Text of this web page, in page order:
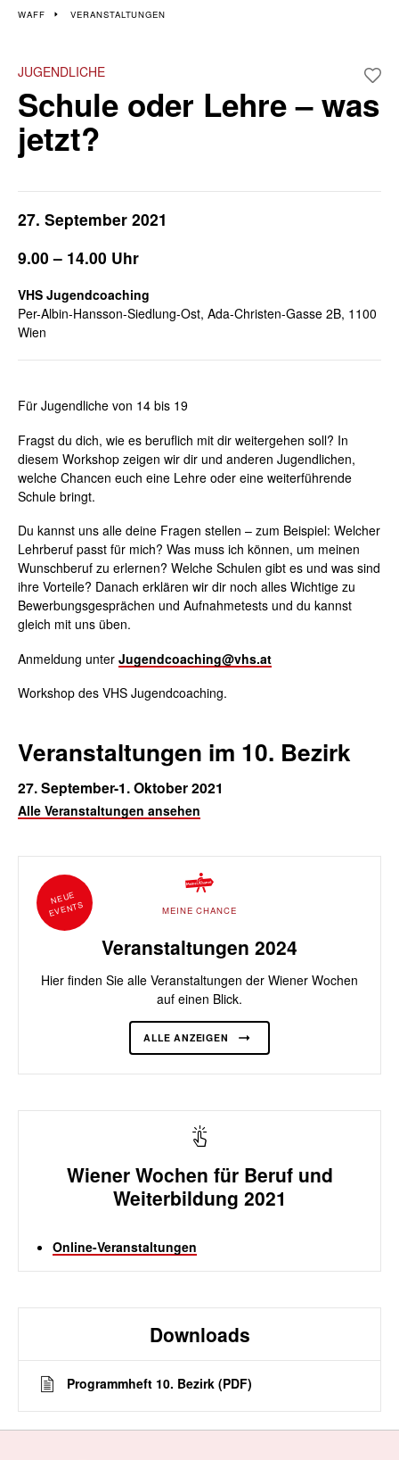
Veranstaltungen im 10.
Wiener Wochen für Beruf und Weiterbildung
WAFF VERANSTALTUNGEN
JUGENDLICHE
Schule oder Lehre – was
jetzt?
27. September 2021
9.00 – 14.00 Uhr
VHS Jugendcoaching
Per-Albin-Hansson-Siedlung-Ost, Ada-Christen-Gasse 2B, 1100
Wien
Für Jugendliche von 14 bis 19
Fragst du dich, wie es beruflich mit dir weitergehen soll? In
diesem Workshop zeigen wir dir und anderen Jugendlichen,
welche Chancen euch eine Lehre oder eine weiterführende
Schule bringt.
Du kannst uns alle deine Fragen stellen – zum Beispiel: Welcher
Lehrberuf passt für mich? Was muss ich können, um meinen
Wunschberuf zu erlernen? Welche Schulen gibt es und was sind
ihre Vorteile? Danach erklären wir dir noch alles Wichtige zu
Bewerbungsgesprächen und Aufnahmetests und du kannst
gleich mit uns üben.
Anmeldung unter Jugendcoaching@vhs.at
Workshop des VHS Jugendcoaching.
Veranstaltungen im 10. Bezirk
27. September-1. Oktober 2021
Alle Veranstaltungen ansehen
MEINE CHANCE
Veranstaltungen 2024
Hier finden Sie alle Veranstaltungen der Wiener Wochen
auf einen Blick.
ALLE ANZEIGEN
NEUE
EVENTS
Wiener Wochen für Beruf und
Weiterbildung 2021
Online-Veranstaltungen
Downloads
Programmheft 10. Bezirk (PDF)